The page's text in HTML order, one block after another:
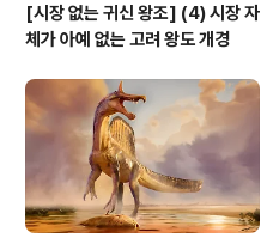
[시장 없는 귀신 왕조] (4) 시장 자
체가 아예 없는 고려 왕도 개경